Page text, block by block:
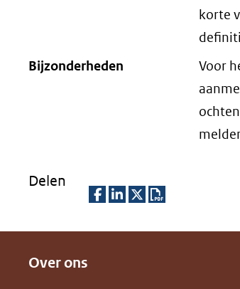
korte
Bijzonderheden
Voor
Delen
Over ons